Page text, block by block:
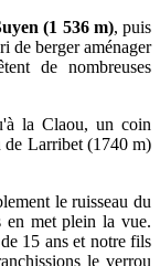
(1 536 m), puis
de berger aménager
de nombreuses
la Claou, un coin
de Larribet (1740 m)
le ruisseau du
en met plein la vue.
15 ans et notre fils
le verrou